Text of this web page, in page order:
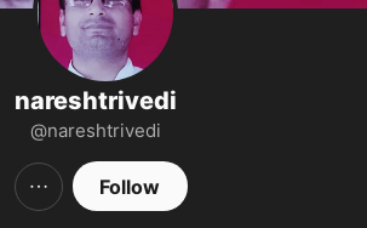
nareshtrivedi
@nareshtrivedi
Follow